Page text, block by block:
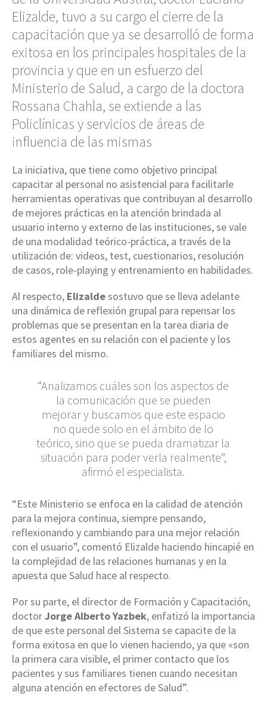
Elizalde, tuvo a su cargo el cierre de la
capacitación que ya se desarrolló de forma
exitosa en los principales hospitales de la
provincia y que en un esfuerzo del
Ministerio de Salud, a cargo de la doctora
Rossana Chahla, se extiende a las
Policlínicas y servicios de áreas de
influencia de las mismas
La iniciativa, que tiene como objetivo principal
capacitar al personal no asistencial para facilitarle
herramientas operativas que contribuyan al desarrollo
de mejores prácticas en la atención brindada al
usuario interno y externo de las instituciones, se vale
de una modalidad teórico-práctica, a través de la
utilización de: videos, test, cuestionarios, resolución
de casos, role-playing y entrenamiento en habilidades.
Al respecto, Elizaldesostuvo que se lleva adelante
una dinámica de reflexión grupal para repensar los
problemas que se presentan en la tarea diaria de
estos agentes en su relación con el paciente y los
familiares del mismo.
“Analizamos cuáles son los aspectos de
la comunicación que se pueden
mejorar y buscamos que este espacio
no quede solo en el ámbito de lo
teórico, sino que se pueda dramatizar la
situación para poder verla realmente”,
afirmó el especialista.
“Este Ministerio se enfoca en la calidad de atención
para la mejora continua, siempre pensando,
reflexionando y cambiando para una mejor relación
con el usuario”, comentó Elizalde haciendo hincapié en
la complejidad de las relaciones humanas y en la
apuesta que Salud hace al respecto.
Por su parte, el director de Formación y Capacitación,
doctorJorge Alberto Yazbek, enfatizó la importancia
de que este personal del Sistema se capacite de la
forma exitosa en que lo vienen haciendo, ya que «son
la primera cara visible, el primer contacto que los
pacientes y sus familiares tienen cuando necesitan
alguna atención en efectores de Salud”.